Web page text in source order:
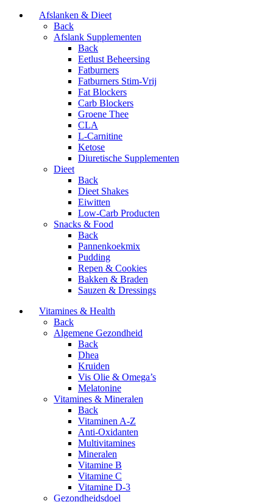
Afslanken & Dieet
Back
Afslank Supplementen
Back
Eetlust Beheersing
Fatburners
Fatburners Stim-Vrij
Fat Blockers
Carb Blockers
Groene Thee
CLA
L-Carnitine
Ketose
Diuretische Supplementen
Dieet
Back
Dieet Shakes
Eiwitten
Low-Carb Producten
Snacks & Food
Back
Pannenkoekmix
Pudding
Repen & Cookies
Bakken & Braden
Sauzen & Dressings
Vitamines & Health
Back
Algemene Gezondheid
Back
Dhea
Kruiden
Vis Olie & Omega’s
Melatonine
Vitamines & Mineralen
Back
Vitaminen A-Z
Anti-Oxidanten
Multivitamines
Mineralen
Vitamine B
Vitamine C
Vitamine D-3
Gezondheidsdoel